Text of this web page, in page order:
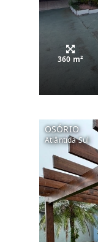
360 m²
OSÓRIO
Atlântida Sul